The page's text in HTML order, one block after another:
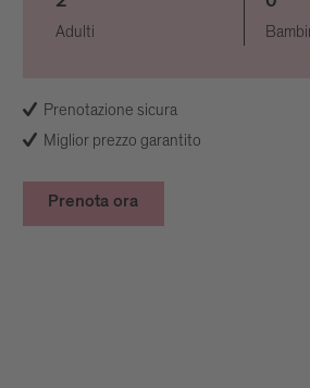
Adulti
Prenota ora
Prenotazione sicura
Miglior prezzo garantito